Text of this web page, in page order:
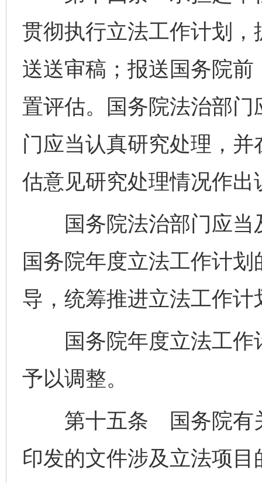
贯彻执行立法工作计划
送送审稿；报送国务院
置评估。国务院法治部
门应当认真研究处理，
估意见研究处理情况作出
国务院法治部门应当
国务院年度立法工作计
导，统筹推进立法工作计
国务院年度立法工作
予以调整。
第十五条 国务院有关
印发的文件涉及立法项